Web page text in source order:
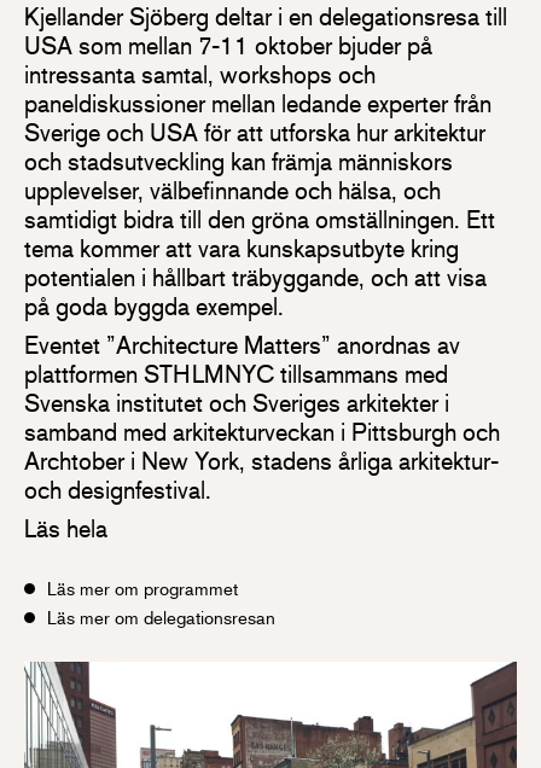
Kjellander Sjöberg deltar i en delegationsresa till
USA som mellan 7-11 oktober bjuder på
intressanta samtal, workshops och
paneldiskussioner mellan ledande experter från
Sverige och USA för att utforska hur arkitektur
och stadsutveckling kan främja människors
upplevelser, välbefinnande och hälsa, och
samtidigt bidra till den gröna omställningen. Ett
tema kommer att vara kunskapsutbyte kring
potentialen i hållbart träbyggande, och att visa
på goda byggda exempel.
Eventet ”Architecture Matters” anordnas av
plattformen STHLMNYC tillsammans med
Svenska institutet och Sveriges arkitekter i
samband med arkitekturveckan i Pittsburgh och
Archtober i New York, stadens årliga arkitektur-
och designfestival.
Läs hela
Läs mer om programmet
Läs mer om delegationsresan